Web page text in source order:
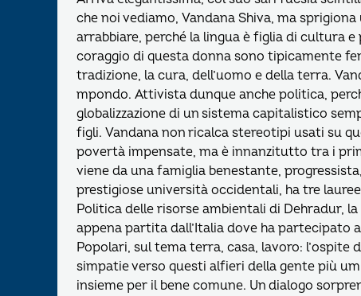
che noi vediamo, Vandana Shiva, ma
arrabbiare, perché la lingua è figlia di cultura
coraggio di questa donna sono tipicamente
tradizione, la cura, dell’uomo e della terra.
mpondo. Attivista dunque anche politica,
globalizzazione di un sistema capitalistico
figli. Vandana non ricalca stereotipi usati su
povertà impensate, ma è innanzitutto tra i
viene da una famiglia benestante,
prestigiose università occidentali, ha tre
Politica delle risorse ambientali di Dehradur,
appena partita dall’Italia dove ha
Popolari, sul tema terra, casa, lavoro: l’ospite
simpatie verso questi alfieri della gente più
insieme per il bene comune. Un dialogo